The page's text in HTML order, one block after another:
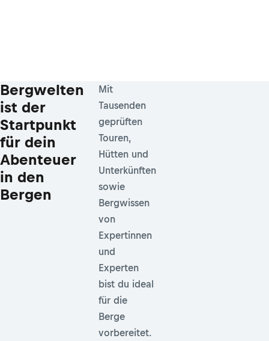
Bergwelten
ist der
Startpunkt
für dein
Abenteuer
in den
Bergen
Mit
Tausenden
geprüften
Touren,
Hütten und
Unterkünften
sowie
Bergwissen
von
Expertinnen
und
Experten
bist du ideal
für die
Berge
vorbereitet.